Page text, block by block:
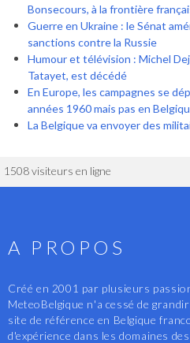
Bonsecours, à la frontière
Guerre en Ukraine : le Sénat
sanctions contre la Russie
Humour et télévision : Michel
Tatayet, est décédé
En Europe, les campagnes se
années 1960 mais pas en
La Belgique va envoyer des
1508 visiteurs en ligne
A PROPOS
Créé en 2001 par plusieurs
MeteoBelgique n'a cessé de
site de référence en Belgique
d'expérience dans les domaines